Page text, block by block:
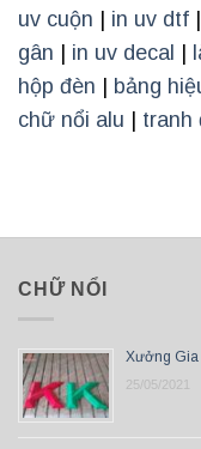
uv cuộn
in uv dtf
gân
in uv decal
hộp đèn
bảng
chữ nổi alu
tranh
CHỮ NỔI
Xưởng Gia
25/05/2021